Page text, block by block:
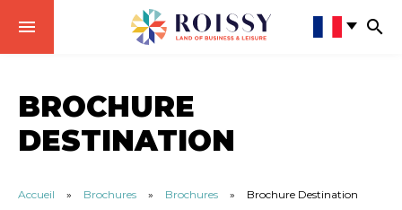
BROCHURE
DESTINATION
Accueil » Brochures » Brochures » Brochure Destination